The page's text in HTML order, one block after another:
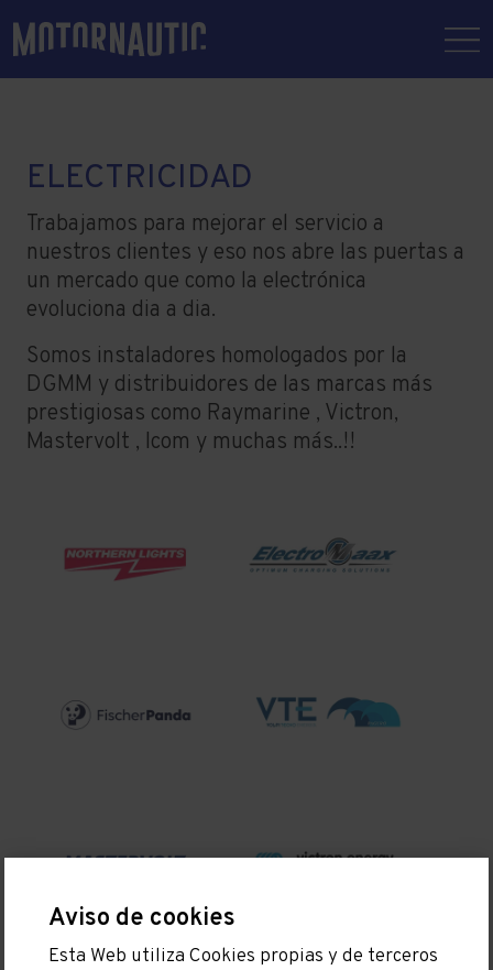
ELECTRICIDAD
Trabajamos para mejorar el servicio a
nuestros clientes y eso nos abre las puertas a
un mercado que como la electrónica
evoluciona dia a dia.
Somos instaladores homologados por la
DGMM y distribuidores de las marcas más
prestigiosas como Raymarine , Victron,
Mastervolt , Icom y muchas más..!!
Aviso de cookies
Esta Web utiliza Cookies propias y de terceros